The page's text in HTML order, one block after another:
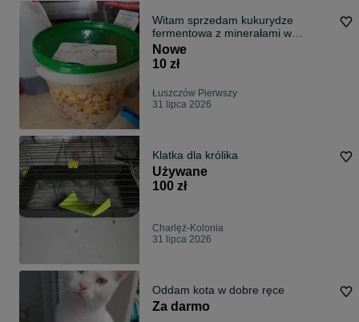
Witam sprzedam kukurydze
fermentowa z minerałami w
wiaderkach miód,squid&scopex
,truskawka z konopią i rzepikiem
1kg i 3kg oraz konopie i pellet aller
Nowe
10 zł
Łuszczów Pierwszy
31 lipca 2026
Klatka dla królika
Używane
100 zł
Charlęż-Kolonia
31 lipca 2026
Oddam kota w dobre ręce
Za darmo